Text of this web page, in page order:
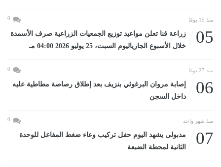
منذ 15 يومًا 0
05
زراعة قنا تعلن مواعيد توزيع الجمعيات الزراعية صرف الأسمدة
خلال الأسبوع الجارياليوم السبت، 25 يوليو 2026 04:00 مـ
منذ 27 يومًا 0
06
إصابة مروان البرغوثي بنزيف بعد إطلاق رصاصة مطاطية عليه
داخل السجن
منذ شهر واحد 0
07
مدبولى يشهد اليوم حفل تركيب وعاء ضغط المفاعل للوحدة
الثانية لمحطة الضبعة